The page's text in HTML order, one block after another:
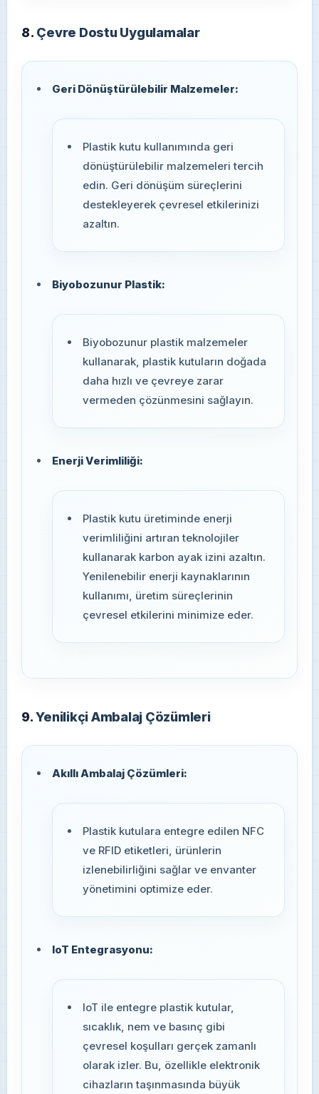
8. Çevre Dostu Uygulamalar
Geri Dönüştürülebilir Malzemeler:
Plastik kutu kullanımında geri
dönüştürülebilir malzemeleri tercih
edin. Geri dönüşüm süreçlerini
destekleyerek çevresel etkilerinizi
azaltın.
Biyobozunur Plastik:
Biyobozunur plastik malzemeler
kullanarak, plastik kutuların doğada
daha hızlı ve çevreye zarar
vermeden çözünmesini sağlayın.
Enerji Verimliliği:
Plastik kutu üretiminde enerji
verimliliğini artıran teknolojiler
kullanarak karbon ayak izini azaltın.
Yenilenebilir enerji kaynaklarının
kullanımı, üretim süreçlerinin
çevresel etkilerini minimize eder.
9.Yenilikçi Ambalaj Çözümleri
Akıllı Ambalaj Çözümleri:
Plastik kutulara entegre edilen NFC
ve RFID etiketleri, ürünlerin
izlenebilirliğini sağlar ve envanter
yönetimini optimize eder.
IoT Entegrasyonu:
IoT ile entegre plastik kutular,
sıcaklık, nem ve basınç gibi
çevresel koşulları gerçek zamanlı
olarak izler. Bu, özellikle elektronik
cihazların taşınmasında büyük